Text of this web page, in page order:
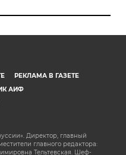
РЕКЛАМА В ГАЗЕТЕ
АИФ
Директор, главный
главного редактора:
Тельтевская. Шеф-